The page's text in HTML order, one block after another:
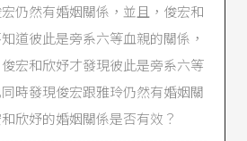
仍然有婚姻關係，並且，俊宏和
道彼此是旁系六等血親的關係，
宏和欣妤才發現彼此是旁系六等
時發現俊宏跟雅玲仍然有婚姻關
欣妤的婚姻關係是否有效？